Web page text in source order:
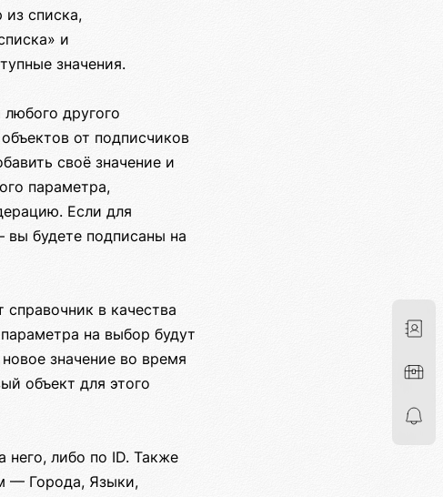
списка,
и
значения.
другого
от подписчиков
своё значение и
параметра,
Если для
вы будете подписаны на
в качества
на выбор будут
значение во время
объект для этого
него, либо по ID. Также
— Города, Языки,